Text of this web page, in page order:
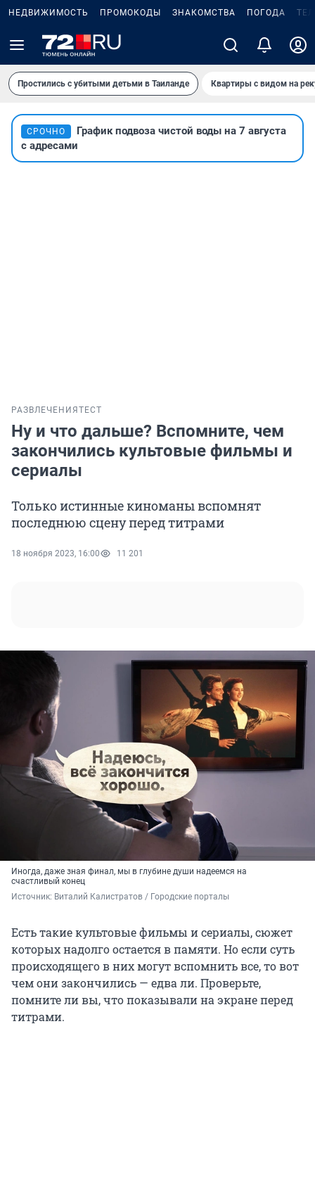
НЕДВИЖИМОСТЬ ПРОМОКОДЫ ЗНАКОМСТВА ПОГОДА
Простились с убитыми детьми в Таиланде Квартиры с видом на
СРОЧНО
График подвоза чистой воды на 7 августа
с адресами
РАЗВЛЕЧЕНИЯ ТЕСТ
Ну и что дальше? Вспомните, чем
закончились культовые фильмы и
сериалы
Только истинные киноманы вспомнят
последнюю сцену перед титрами
18 ноября 2023, 16:00 11 201
Иногда, даже зная финал, мы в глубине души надеемся на
счастливый конец
Источник: Виталий Калистратов / Городские порталы
Есть такие культовые фильмы и сериалы, сюжет
которых надолго остается в памяти. Но если суть
происходящего в них могут вспомнить все, то вот
чем они закончились — едва ли. Проверьте,
помните ли вы, что показывали на экране перед
титрами.